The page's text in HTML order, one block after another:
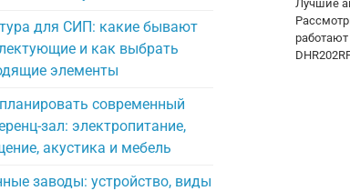
Лучшие
для СИП: какие бывают
и как выбрать
элементы
современный
зал: электропитание,
акустика и мебель
заводы: устройство, виды